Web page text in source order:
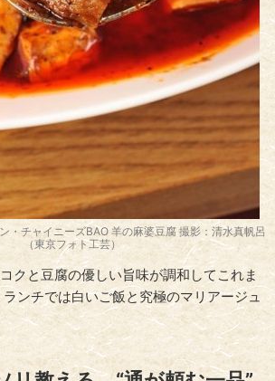
・チャイニーズBAO 羊の麻婆豆腐 撮影：清水真帆呂
（東京フォト工芸）
クと豆腐の優しい旨味が調和してこれま
ンチでは白いご飯と究極のマリアージュ